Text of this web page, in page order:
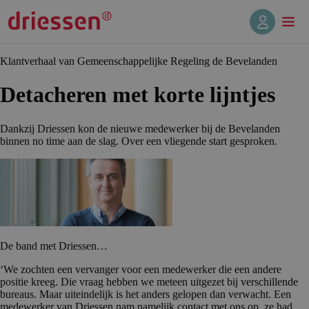
Klantverhaal van Gemeenschappelijke Regeling de Bevelanden
Detacheren met korte lijntjes
Dankzij Driessen kon de nieuwe medewerker bij de Bevelanden
binnen no time aan de slag. Over een vliegende start gesproken.
De band met Driessen…
‘We zochten een vervanger voor een medewerker die een andere
positie kreeg. Die vraag hebben we meteen uitgezet bij verschillende
bureaus. Maar uiteindelijk is het anders gelopen dan verwacht. Een
medewerker van Driessen nam namelijk contact met ons op, ze had